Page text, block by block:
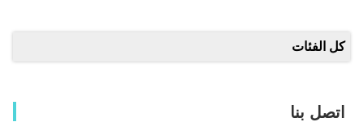
كل الفئات
اتصل بنا